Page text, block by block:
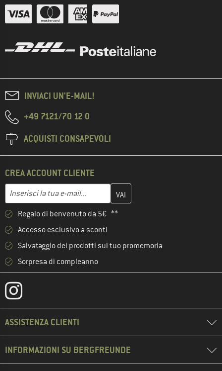
INVIACI UN'E-MAIL!
+49 7121/70 12 0
ACQUISTI CONSAPEVOLI
CREA ACCOUNT CLIENTE
Indirizzo e-mail
Inserisci qui il tuo indirizzo e-mail e crea il tuo account cliente
Regalo di benvenuto da 5€ **
Accesso esclusivo a sconti
Salvataggio dei prodotti sul tuo promemoria
Sorpresa di compleanno
ASSISTENZA CLIENTI
INFORMAZIONI SU BERGFREUNDE